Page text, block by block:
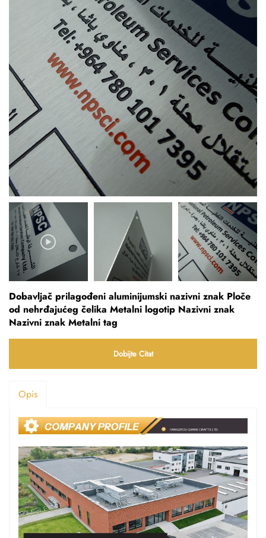
Dobavljač prilagođeni aluminijumski nazivni znak Ploče
od nehrđajućeg čelika Metalni logotip Nazivni znak
Nazivni znak Metalni tag
Dobijte Citat
Opis